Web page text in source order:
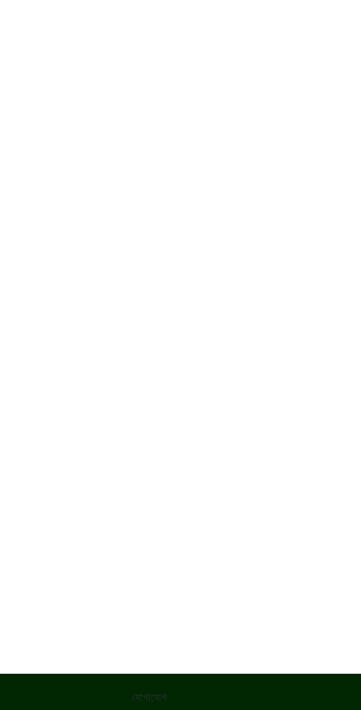
যোগাযোগ